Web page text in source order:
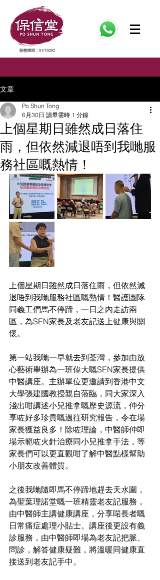
文章
上個星期日雖然成日落住
雨，但依然減退唔到我哋服
務社區嘅熱情！
Po Shun Tong
6月30日 讀畢需時 1 分鐘
上個星期日雖然成日落住雨，但依然減
退唔到我哋服務社區嘅熱情！醫護團隊
同義工們馬不停蹄，一日之內走訪兩
區，為SEN家長及老友記送上健康與關
懷。
第一站我哋一早就去到荃灣，參加由放
心藝術舉辦為一班偉大嘅SEN家長提供
中醫講座。主辦單位更邀請到香港中文
大學張建國教授親自蒞臨，同大家深入
淺出咁講述小兒推拿嘅歷史源流，仲分
享咗好多珍貴嘅過往研究報告，令在場
家長獲益良多！除咗理論，中醫師仲即
場示範咗火針治療同小兒推拿手法，等
家長們可以更直觀咁了解中醫點樣幫助
小朋友改善體質。
之後我哋隨即馬不停蹄地趕去天水圍，
為聖葉理諾堂嘅一班精靈老友記服務，
由中醫師主講健康講座，分享啱長者嘅
日常痛症處理小貼士。講座後更設有義
診服務，由中醫師即場為老友記把脈、
問診，解答健康疑難，將溫暖同健康直
接送到老友記手中。